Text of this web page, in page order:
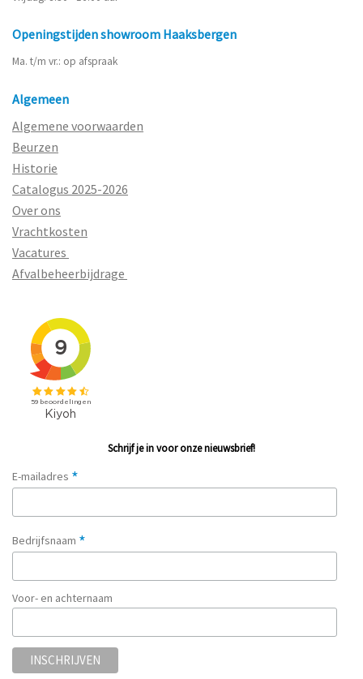
Openingstijden showroom Haaksbergen
Ma. t/m vr.: op afspraak
Algemeen
Algemene voorwaarden
Beurzen
Historie
Catalogus 2025-2026
Over ons
Vrachtkosten
Vacatures
Afvalbeheerbijdrage
Schrijf je in voor onze nieuwsbrief!
E-mailadres *
Bedrijfsnaam *
Voor- en achternaam